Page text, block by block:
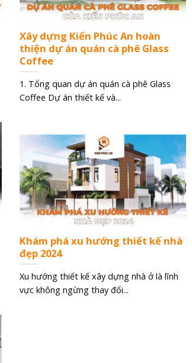
Xây dựng Kiến Phúc An hoàn
thiện dự án quán cà phê Glass
Coffee
1. Tổng quan dự án quán cà phê Glass
Coffee Dự án thiết kế và...
Khám phá xu hướng thiết kế nhà
đẹp 2024
Xu hướng thiết kế xây dựng nhà ở là lĩnh
vực không ngừng thay đổi...